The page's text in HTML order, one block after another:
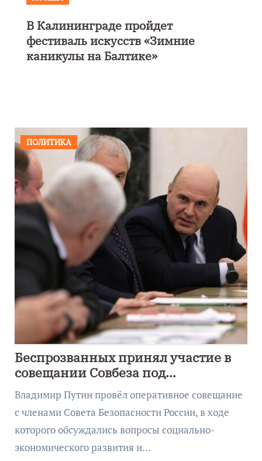
Выставка «Морской роман под
парусом» откроется 28 ноября в
Калининграде
ПОЛИТИКА
Беспрозванных принял участие в
совещании Совбеза под
руководством Путина
Владимир Путин провёл оперативное совещание
с членами Совета Безопасности России, в ходе
которого обсуждались вопросы социально-
экономического развития и…